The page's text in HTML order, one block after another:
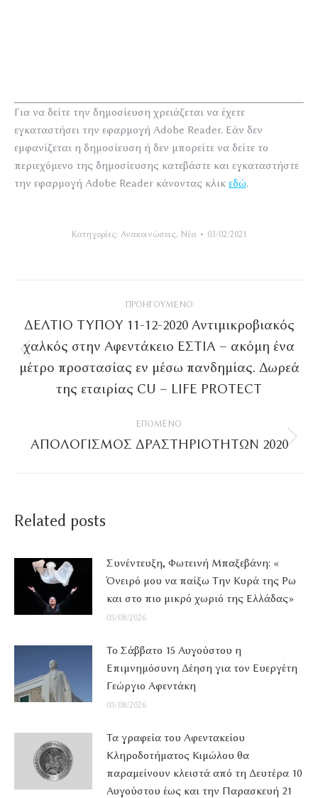
Για να δείτε την δημοσίευση χρειάζεται να έχετε
εγκαταστήσει την εφαρμογή Adobe Reader. Εάν δεν
εμφανίζεται η δημοσίευση ή δεν μπορείτε να δείτε το
περιεχόμενο της δημοσίευσης κατεβάστε και εγκαταστήστε
την εφαρμογή Adobe Reader κάνοντας κλικ εδώ.
Κατηγορίες: Ανακοινώσεις, Νέα 03/02/2021
navigation
ΠΡΟΗΓΟΎΜΕΝΟ
άρθρο
ΔΕΛΤΙΟ ΤΥΠΟΥ 11-12-2020 Αντιμικροβιακός
χαλκός στην Αφεντάκειο ΕΣΤΙΑ – ακόμη ένα
μέτρο προστασίας εν μέσω πανδημίας. Δωρεά
της εταιρίας CU – LIFE PROTECT
ΕΠΌΜΕΝΟ
Επόμενο
ΑΠΟΛΟΓΙΣΜΟΣ ΔΡΑΣΤΗΡΙΟΤΗΤΩΝ 2020
Related posts
Συνέντευξη, Φωτεινή Μπαξεβάνη: «
Όνειρό μου να παίξω Την Κυρά της Ρω
και στο πιο μικρό χωριό της Ελλάδας»
05/08/2026
Το Σάββατο 15 Αυγούστου η
Επιμνημόσυνη Δέηση για τον Ευεργέτη
Γεώργιο Αφεντάκη
05/08/2026
Τα γραφεία του Αφεντακείου
Κληροδοτήματος Κιμώλου θα
παραμείνουν κλειστά από τη Δευτέρα 10
Αυγούστου έως και την Παρασκευή 21